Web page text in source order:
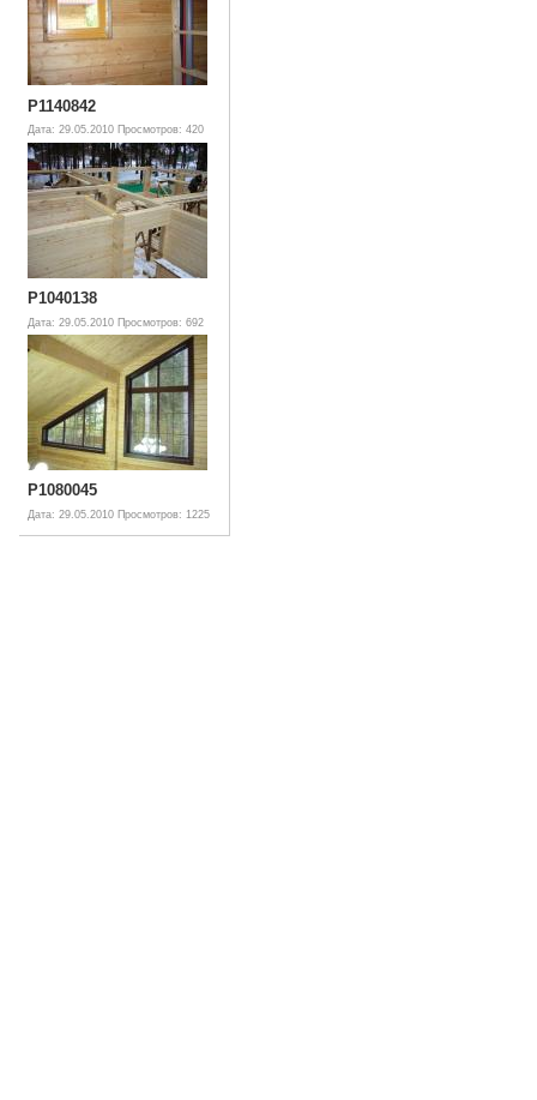
P1140842
Дата: 29.05.2010 Просмотров: 420
P1040138
Дата: 29.05.2010 Просмотров: 692
P1080045
Дата: 29.05.2010 Просмотров: 1225